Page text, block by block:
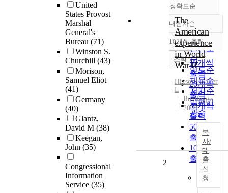
United
States Provost
Marshal
General's
Bureau (71)
Winston S.
Churchill (43)
Morison,
Samuel Eliot
(41)
Germany
(40)
Glantz,
David M (38)
Keegan,
John (35)
Congressional
Information
Service (35)
정확도순
정확도
순
인기도
순
연도순
제목순
저자순
발행기
관순
내림차순
내림차순
10개씩 출력
10개씩
출력
20개씩
출력
30개씩
출력
50개씩
출력
100개씩
출력
조회
The
American
experience
in World
War II
Hixson, Walter
L
Routledge
2003
복
사/
대
출
신
청
2